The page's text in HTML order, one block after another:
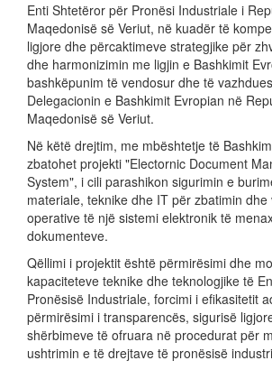
Enti Shtetëror për Pronësi Industriale i
Maqedonisë së Veriut, në kuadër të
ligjore dhe përcaktimeve strategjike për
dhe harmonizimin me ligjin e Bashkimit
bashkëpunim të vendosur dhe të
Delegacionin e Bashkimit Evropian në
Maqedonisë së Veriut.
Në këtë drejtim, me mbështetje të
zbatohet projekti "Electornic Document
System", i cili parashikon sigurimin e
materiale, teknike dhe IT për zbatimin dhe
operative të një sistemi elektronik të
dokumenteve.
Qëllimi i projektit është përmirësimi dhe
kapaciteteve teknike dhe teknologjike të
Pronësisë Industriale, forcimi i efikasitetit
përmirësimi i transparencës, sigurisë
shërbimeve të ofruara në procedurat për
ushtrimin e të drejtave të pronësisë